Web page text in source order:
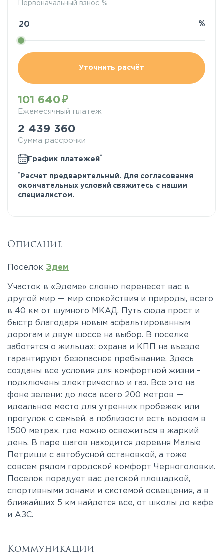
Первоначальный взнос, %
%
Уточнить расчёт
101 640
Ежемесячный платеж
2 439 360
Сумма рассрочки
График платежей*
* Расчет предварительный. Для согласования
окончательных условий свяжитесь с нашим
специалистом.
Описание
Поселок Эдем
Участок в «Эдеме» словно перенесет вас в
другой мир — мир спокойствия и природы, всего
в 40 км от шумного МКАД. Путь сюда прост и
быстр благодаря новым асфальтированным
дорогам и двум шоссе на выбор. В поселке
заботятся о жильцах: охрана и КПП на въезде
гарантируют безопасное пребывание. Здесь
созданы все условия для комфортной жизни –
подключены электричество и газ. Все это на
фоне зелени: до леса всего 200 метров —
идеальное место для утренних пробежек или
прогулок с семьей, а поблизости есть водоем в
1500 метрах, где можно освежиться в жаркий
день. В паре шагов находится деревня Малые
Петрищи с автобусной остановкой, а тоже
совсем рядом городской комфорт Черноголовки.
Поселок порадует вас детской площадкой,
спортивными зонами и системой освещения, а в
ближайших 5 км найдется все, от школы до кафе
и АЗС.
Коммуникации